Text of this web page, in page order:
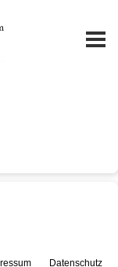
Datenschutz